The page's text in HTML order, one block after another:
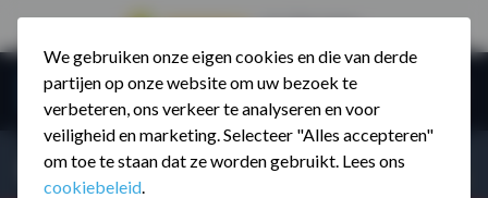
We gebruiken onze eigen cookies en die van derde
partijen op onze website om uw bezoek te
verbeteren, ons verkeer te analyseren en voor
veiligheid en marketing. Selecteer "Alles accepteren"
om toe te staan dat ze worden gebruikt. Lees ons
cookiebeleid.
Ga naar de inhoud
Menu
Producten zoeken...